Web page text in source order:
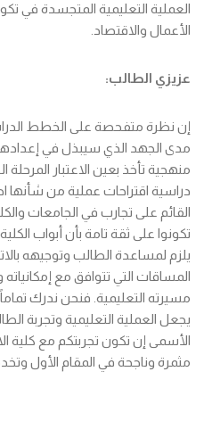
العملية التعليمية المتجسدة في
الأعمال والاقتصاد.
عزيزي الطالب:
إن نظرة متفحصة على الخطط
مدى الجهد الذي سيبذل في
منهجية تأخذ بعين الاعتبار
دراسية اقتراحات عملية من
القائم على تجارب في الجامعات
تكونوا على ثقة تامة بأن أبواب
يلزم لمساعدة الطالب وتوجيهه
المساقات التي تتوافق مع
مسيرته التعليمية. فنحن ندرك
يجعل العملية التعليمية وتجربة
الأسمى إن تكون تجربتكم مع كلية
مثمرة وناجحة في المقام الأول